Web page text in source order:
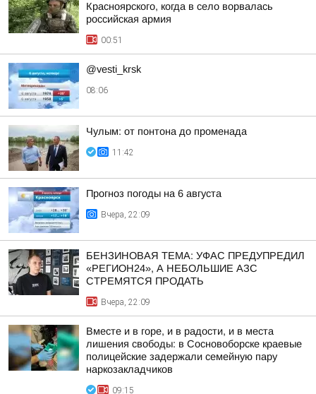
Красноярского, когда в село ворвалась
российская армия
00:51
@vesti_krsk
08:06
Чулым: от понтона до променада
11:42
Прогноз погоды на 6 августа
Вчера, 22:09
БЕНЗИНОВАЯ ТЕМА: УФАС ПРЕДУПРЕДИЛ
«РЕГИОН24», А НЕБОЛЬШИЕ АЗС
СТРЕМЯТСЯ ПРОДАТЬ
Вчера, 22:09
Вместе и в горе, и в радости, и в места
лишения свободы: в Сосновоборске краевые
полицейские задержали семейную пару
наркозакладчиков
09:15